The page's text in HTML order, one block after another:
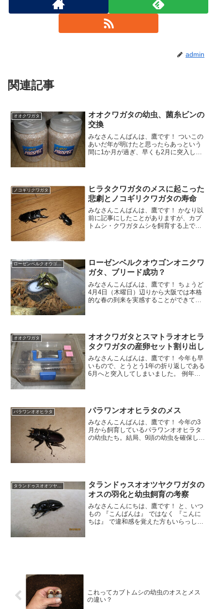
admin
関連記事
オオクワガタ
オオクワガタの幼虫、菌糸ビンの
交換
みなさんこんばんは、鷹です！ ついこの
あいだ年が明けたと思ったらあっという
間に1か月が過ぎ、早くも2月に突入して
ノコギリクワガタ
ヒラタクワガタのメスに起こった
悲劇とノコギリクワガタの寿命
みなさんこんばんは、鷹です！ かなり以
前に記事にしたことがありますが、カブ
トムシ・クワガタムシを飼育する上で避
ローゼンベルクオウゴンオニ
ローゼンベルクオウゴンオニクワ
ガタ、ブリード成功？
みなさんこんばんは、鷹です！ ちょうど
4月4日（木曜日）辺りから大阪では本格
的な春の到来を実感することができてい
オオクワガタ
オオクワガタとスマトラオオヒラ
タクワガタの産卵セット割り出し
みなさんこんばんは、鷹です！ 今年も早
いもので、とうとう1年の折り返しである
6月へと突入してしまいました。 例年で
パラワンオオヒラタ パラワンオオヒラタのメス
みなさんこんばんは、鷹です！ 今年の3
月から飼育しているパラワンオオヒラタ
の幼虫たち。結局、9頭の幼虫を確保し飼
タランドゥスオオツヤクワガタの
オスの羽化と幼虫飼育の考察
みなさんこんにちは、鷹です！ と、いつ
もの 『こんばんは』 ではなく 『こんに
ちは』 で違和感を覚えた方もいらっしゃ
これってカブトムシの幼虫のオスとメス
の違い？